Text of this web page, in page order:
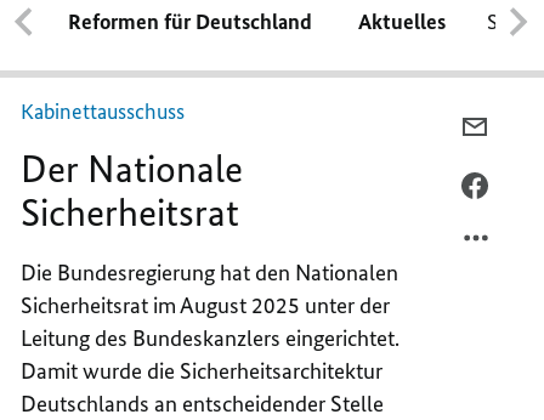
Reformen für Deutschland Aktuelles
Kabinettausschuss
Der Nationale
Sicherheitsrat
Die Bundesregierung hat den Nationalen
Sicherheitsrat im August 2025 unter der
Leitung des Bundeskanzlers eingerichtet.
Damit wurde die Sicherheitsarchitektur
Deutschlands an entscheidender Stelle